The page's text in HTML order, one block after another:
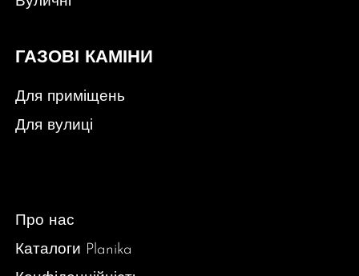
ГАЗОВІ КАМІНИ
Для приміщень
Для вулиці
Про нас
Каталоги Planika